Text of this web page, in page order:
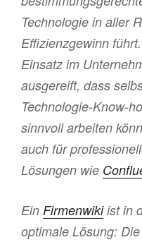
Technologie in aller
Effizienzgewinn
Einsatz im
ausgereift, dass
Technologie-Know-
sinnvoll arbeiten
auch für
Lösungen wie
Ein Firmenwikiist in
optimale Lösung: